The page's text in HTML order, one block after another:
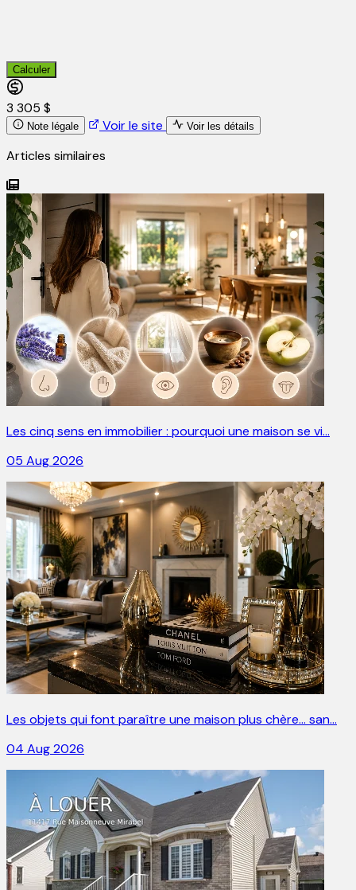
Calculer
3 305 $
Note légale Voir le site Voir les détails
Articles similaires
Les cinq sens en immobilier : pourquoi une maison se vi…
05 Aug 2026
Les objets qui font paraître une maison plus chère… san…
04 Aug 2026